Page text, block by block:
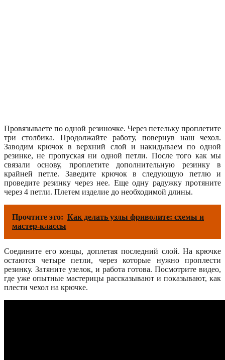
Провязываете по одной резиночке. Через петельку проплетите
три столбика. Продолжайте работу, повернув наш чехол.
Заводим крючок в верхний слой и накидываем по одной
резинке, не пропуская ни одной петли. После того как мы
связали основу, проплетите дополнительную резинку в
крайней петле. Заведите крючок в следующую петлю и
проведите резинку через нее. Еще одну радужку протяните
через 4 петли. Плетем изделие до необходимой длины.
Прочтите это: Как делать узлы фриволите: схемы и
мастер-классы
Соедините его концы, доплетая последний слой. На крючке
остаются четыре петли, через которые нужно проплести
резинку. Затяните узелок, и работа готова. Посмотрите видео,
где уже опытные мастерицы рассказывают и показывают, как
плести чехол на крючке.